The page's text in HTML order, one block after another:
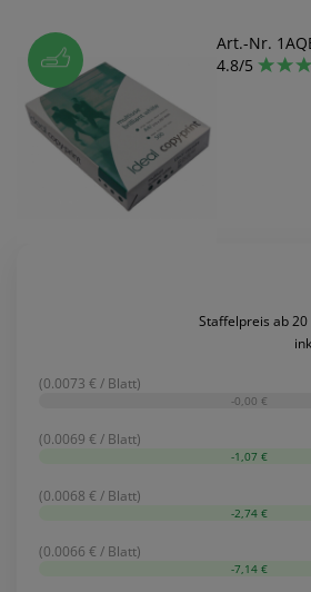
Art.-Nr.
4.8/5
Staffelpreis ab 20
(0.0073 € / Blatt)
-0,00 €
(0.0069 € / Blatt)
-1,07 €
(0.0068 € / Blatt)
-2,74 €
(0.0066 € / Blatt)
-7,14 €